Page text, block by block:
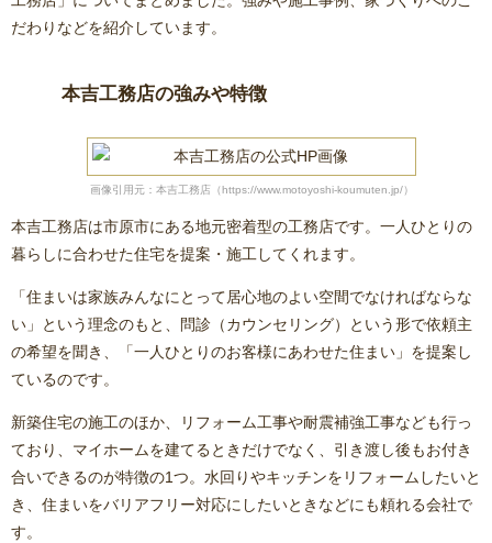
だわりなどを紹介しています。
本吉工務店の強みや特徴
画像引用元：本吉工務店（https://www.motoyoshi-koumuten.jp/）
本吉工務店は市原市にある地元密着型の工務店です。一人ひとりの
暮らしに合わせた住宅を提案・施工してくれます。
「住まいは家族みんなにとって居心地のよい空間でなければならな
い」という理念のもと、問診（カウンセリング）という形で依頼主
の希望を聞き、「一人ひとりのお客様にあわせた住まい」を提案し
ているのです。
新築住宅の施工のほか、リフォーム工事や耐震補強工事なども行っ
ており、マイホームを建てるときだけでなく、引き渡し後もお付き
合いできるのが特徴の1つ。水回りやキッチンをリフォームしたいと
き、住まいをバリアフリー対応にしたいときなどにも頼れる会社で
す。